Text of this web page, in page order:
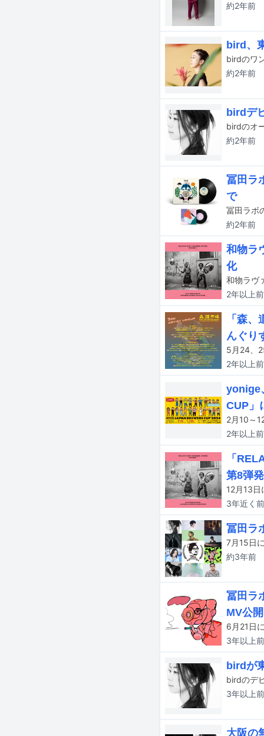
約2年前
bird、
約2年前
birdデ
birdのオ
約2年前
冨田ラ
で
約2年前
和物ラ
化
2年以上前
「森
んぐり
2年以上前
yonige
CUP」
2年以上前
「
第8弾
3年近く 前
冨田ラ
約3年前
冨田ラ
MV公開
3年以上前
birdが
3年以上前
大阪の